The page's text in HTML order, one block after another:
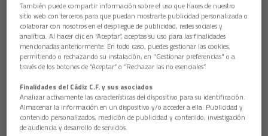
También puede compartir información sobre el uso que haces de nuestro
sitio web con terceros para que puedan mostrarte publicidad personalizada o
colaborar con nosotros en el despliegue de publicidad, redes sociales y
analítica. Al hacer clic en “Aceptar”, aceptas su uso para las finalidades
mencionadas anteriormente. En todo caso, puedes gestionar las cookies,
permitiendo o rechazando su instalación, en "Gestionar preferencias" o a
través de los botones de “Aceptar” o “Rechazar las no esenciales”.
Finalidades del Cádiz C.F. y sus asociados
Analizar activamente las características del dispositivo para su identificación.
Almacenar la información en un dispositivo y/o acceder a ella. Publicidad y
contenido personalizados, medición de publicidad y contenido, investigación
de audiencia y desarrollo de servicios.